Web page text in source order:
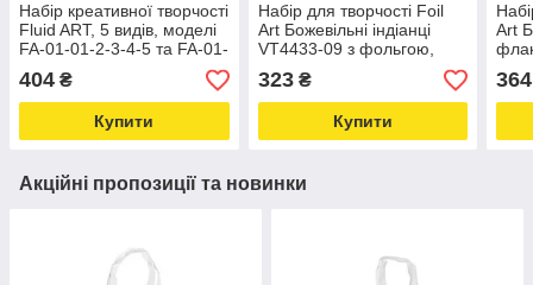
Набір креативної творчості
Fluid ART, 5 видів, моделі
FA-01-01-2-3-4-5 та FA-01-
05 Love&Life -online-
multimarket-
404 ₴
Купити
Набір для творчості Foil
Art Божевільні індіанці
VT4433-09 з фольгою,
шпателем та стразами
Love&Life -online-
multimarket-
323₴
Купити
Art
364
Акційні пропозиції та новинки